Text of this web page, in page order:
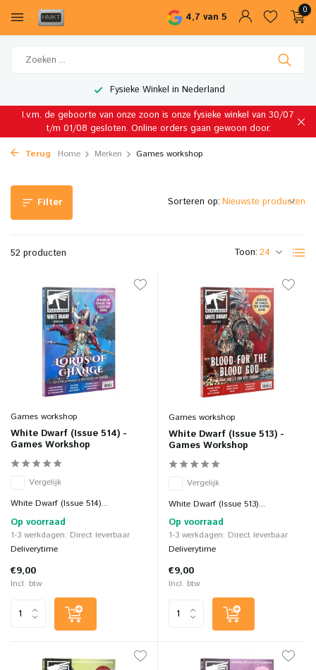
4,7 van 5
0
Wereldwijde Verzending
I.v.m. de geboorte van onze zoon is onze fysieke winkel van 30/07
t/m 01/08 gesloten. Online orders gaan gewoon door.
Terug Home Merken Games workshop
Filter
52 producten Toon:
Sorteren op:
Games workshop
White Dwarf (Issue 514) -
Games Workshop
Vergelijk
White Dwarf (Issue 514)...
Op voorraad
1-3 werkdagen: Direct leverbaar
Deliverytime
€9,00
Incl. btw
Games workshop
White Dwarf (Issue 513) -
Games Workshop
Vergelijk
White Dwarf (Issue 513)...
Op voorraad
1-3 werkdagen: Direct leverbaar
Deliverytime
€9,00
Incl. btw